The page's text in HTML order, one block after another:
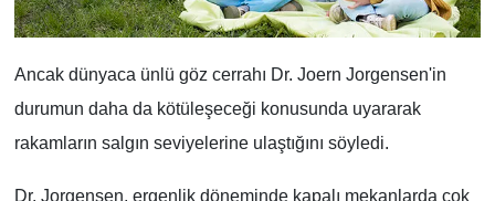
Ancak dünyaca ünlü göz cerrahı Dr. Joern Jorgensen'in
durumun daha da kötüleşeceği konusunda uyararak
rakamların salgın seviyelerine ulaştığını söyledi.
Dr. Jorgensen, ergenlik döneminde kapalı mekanlarda çok